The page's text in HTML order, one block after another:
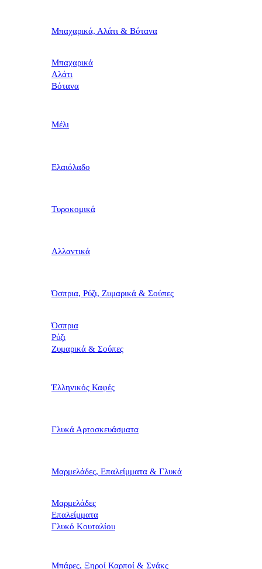
Μπαχαρικά, Αλάτι & Βότανα
Μπαχαρικά
Αλάτι
Βότανα
Μέλι
Ελαιόλαδο
Τυροκομικά
Αλλαντικά
Όσπρια, Ρύζι, Ζυμαρικά & Σούπες
Όσπρια
Ρύζι
Ζυμαρικά & Σούπες
Έλληνικός Καφές
Γλυκά Αρτοσκευάσματα
Μαρμελάδες, Επαλείμματα & Γλυκά
Μαρμελάδες
Επαλείμματα
Γλυκό Κουταλίου
Μπάρες, Ξηροί Καρποί & Σνάκς